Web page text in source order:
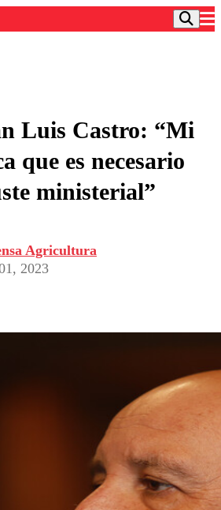
TV
Chilena
Internacional
en medios
Luis Castro: “Mi
que es necesario
ministerial”
Agricultura
2023